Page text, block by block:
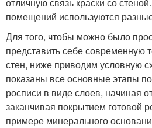
помещений используются
Для того, чтобы можно было
представить себе современную
стен, ниже приводим условную
показаны все основные этапы
росписи в виде слоев, начиная
заканчивая покрытием готовой
примере минерального